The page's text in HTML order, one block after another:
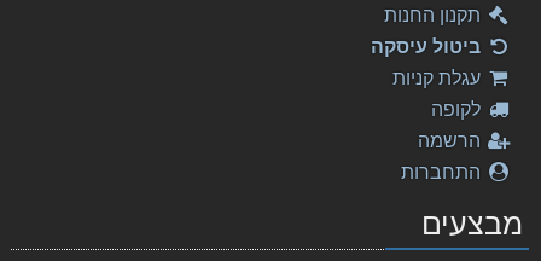
תקנון החנות
ביטול עיסקה
עגלת קניות
לקופה
הרשמה
התחברות
מבצעים
326.00 ₪
המורה המצליח - להנות יותר, להרוויח יותר
50.00 ₪
Puccini - Turandot
35.00 ₪